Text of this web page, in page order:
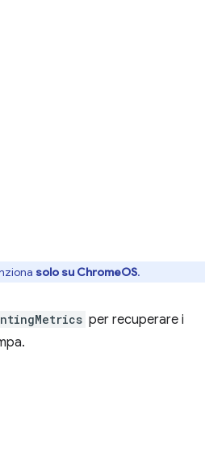
solo su ChromeOS.
per recuperare i